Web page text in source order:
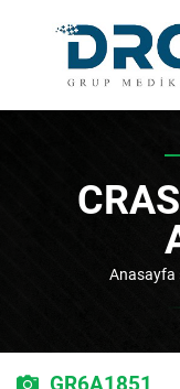
Anasayfa
GR6A1851